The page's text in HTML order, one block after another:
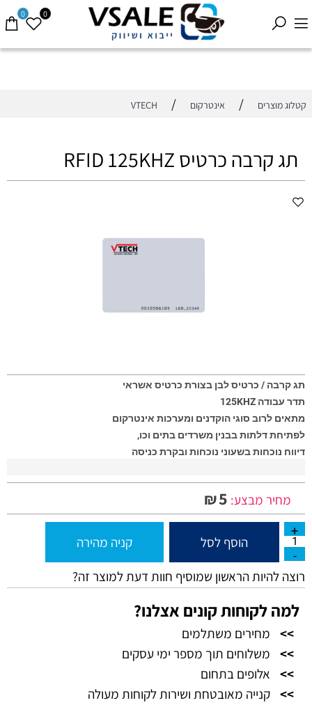
0 0
קטלוג מוצרים / אינטרקום /
VTECH
תג קרבה כרטיס RFID 125KHZ
תג קרבה / כרטיס לבן בצורת כרטיס אשראי
תדר עבודה 125KHZ
מתאים לרוב סוגי הוקדנים ומערכות אינטרקום
לפתיחת דלתות בבנין משרדים בתים וכו,
דיווח נוכחות בשעוני נוכחות ובקרת כניסה
מחיר מבצע: ₪5
הוסף לסל קניה מהירה
רוצה להיות הראשון שמוסיף חוות דעת למוצר זה?
למה לקוחות קונים אצלנו?
>>
מחירים משתלמים
>>
משלוחים תוך מספר ימי עסקים
>>
אלופים בתחום
>> קנייה מאובטחת ושירות לקוחות מעולה